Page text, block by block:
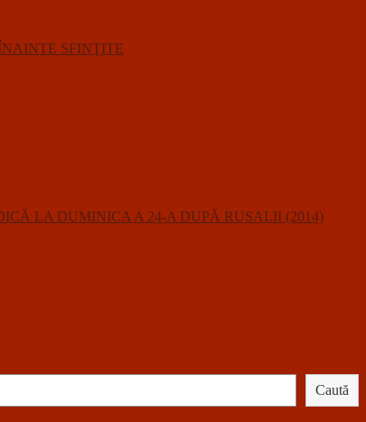
SFINŢITE
LA DUMINICA A 24-A DUPĂ RUSALII (2014)
Caută